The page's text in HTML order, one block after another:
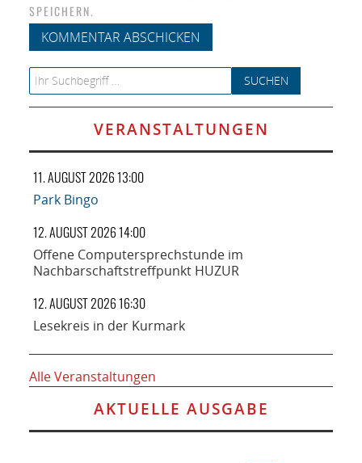
SPEICHERN.
Search for:
VERANSTALTUNGEN
11. AUGUST 2026 13:00
Park Bingo
12. AUGUST 2026 14:00
Offene Computersprechstunde im
Nachbarschaftstreffpunkt HUZUR
12. AUGUST 2026 16:30
Lesekreis in der Kurmark
Alle Veranstaltungen
AKTUELLE AUSGABE